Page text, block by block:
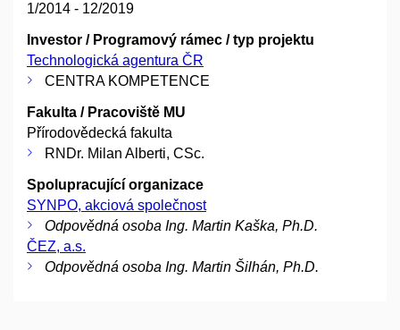
1/2014 - 12/2019
Investor / Programový rámec / typ projektu
Technologická agentura ČR
CENTRA KOMPETENCE
Fakulta / Pracoviště MU
Přírodovědecká fakulta
RNDr. Milan Alberti, CSc.
Spolupracující organizace
SYNPO, akciová společnost
Odpovědná osoba Ing. Martin Kaška, Ph.D.
ČEZ, a.s.
Odpovědná osoba Ing. Martin Šilhán, Ph.D.